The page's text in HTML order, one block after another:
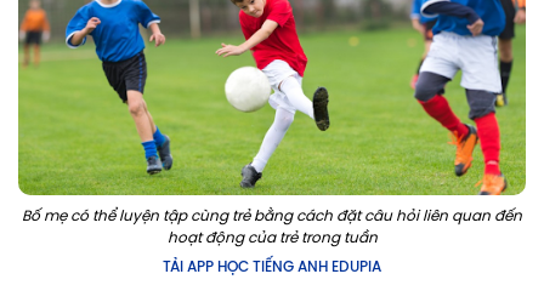
Bố mẹ có thể luyện tập cùng trẻ bằng cách đặt câu hỏi liên quan đến
hoạt động của trẻ trong tuần
TẢI APP HỌC TIẾNG ANH EDUPIA